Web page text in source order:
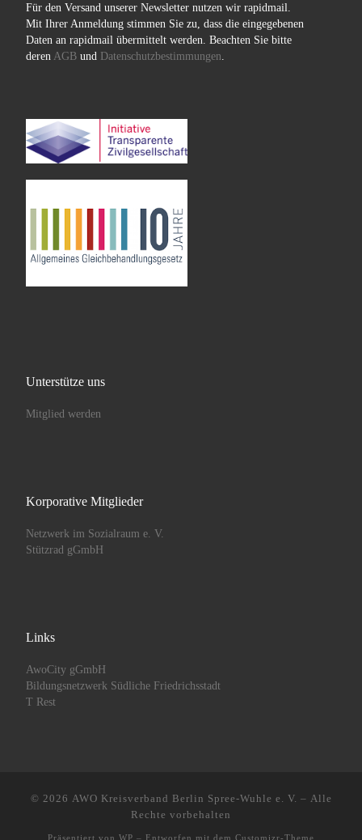
Für den Versand unserer Newsletter nutzen wir rapidmail.
Mit Ihrer Anmeldung stimmen Sie zu, dass die eingegebenen
Daten an rapidmail übermittelt werden. Beachten Sie bitte
deren AGBund Datenschutzbestimmungen
Unterstütze uns
Mitglied werden
Korporative Mitglieder
Netzwerk im Sozialraum e. V.
Stützrad gGmbH
Links
AwoCity gGmbH
Bildungsnetzwerk Südliche Friedrichsstadt
T Rest
© 2026 AWO Kreisverband Berlin Spree-Wuhle e. V. – Alle
Rechte vorbehalten
Präsentiert von WP – Entworfen mit dem Customizr-Theme